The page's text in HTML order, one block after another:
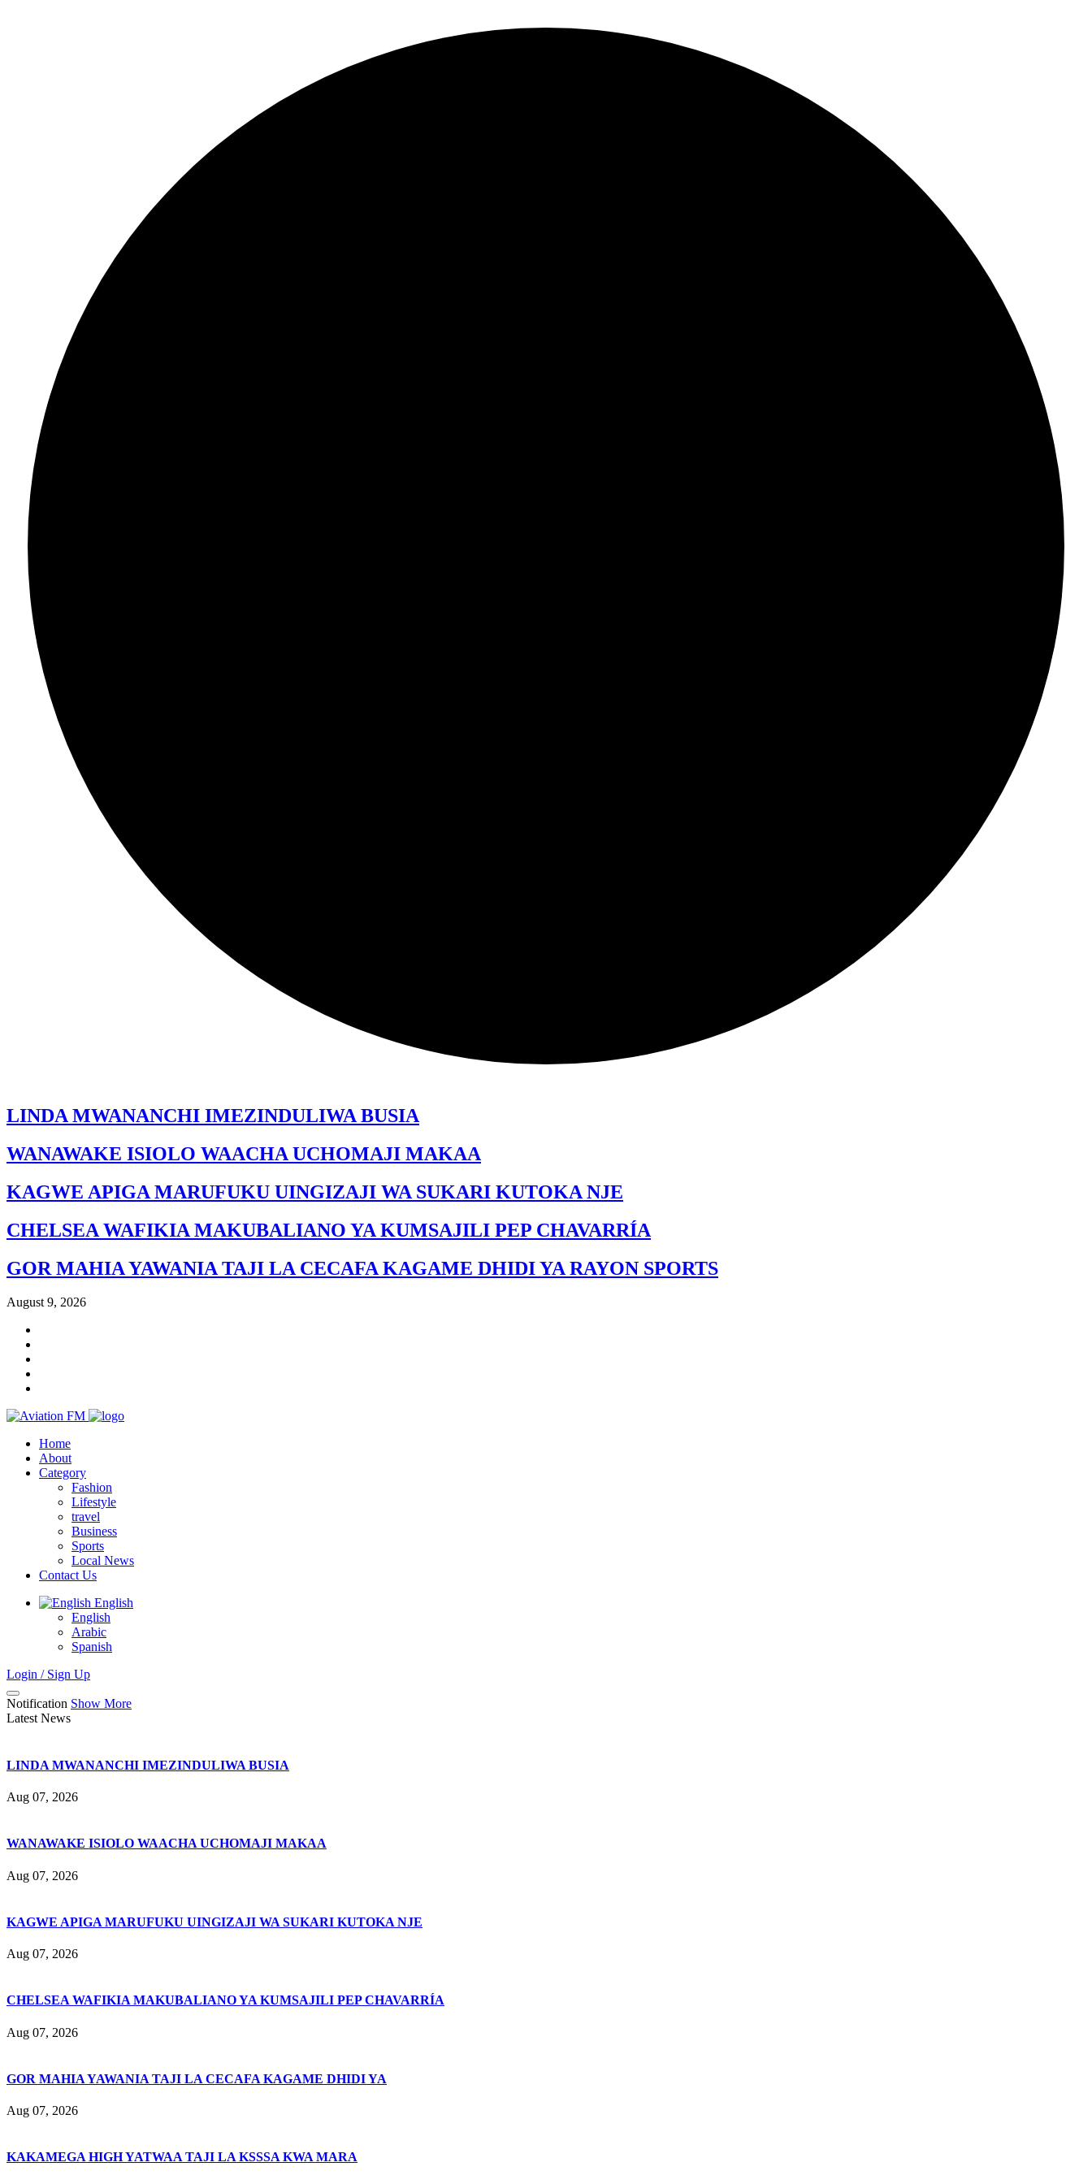
LINDA MWANANCHI IMEZINDULIWA BUSIA
WANAWAKE ISIOLO WAACHA UCHOMAJI MAKAA
KAGWE APIGA MARUFUKU UINGIZAJI WA SUKARI KUTOKA NJE
CHELSEA WAFIKIA MAKUBALIANO YA KUMSAJILI PEP CHAVARRÍA
GOR MAHIA YAWANIA TAJI LA CECAFA KAGAME DHIDI YA RAYON SPORTS
August 9, 2026
Home
About
Category
Fashion
Lifestyle
travel
Business
Sports
Local News
Contact Us
English
English
Arabic
Spanish
Login / Sign Up
Notification Show More
Latest News
LINDA MWANANCHI IMEZINDULIWA BUSIA
Aug 07, 2026
WANAWAKE ISIOLO WAACHA UCHOMAJI MAKAA
Aug 07, 2026
KAGWE APIGA MARUFUKU UINGIZAJI WA SUKARI KUTOKA NJE
Aug 07, 2026
CHELSEA WAFIKIA MAKUBALIANO YA KUMSAJILI PEP CHAVARRÍA
Aug 07, 2026
GOR MAHIA YAWANIA TAJI LA CECAFA KAGAME DHIDI YA
Aug 07, 2026
KAKAMEGA HIGH YATWAA TAJI LA KSSSA KWA MARA